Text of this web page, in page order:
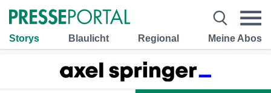
Storys Blaulicht Regional Meine Abos